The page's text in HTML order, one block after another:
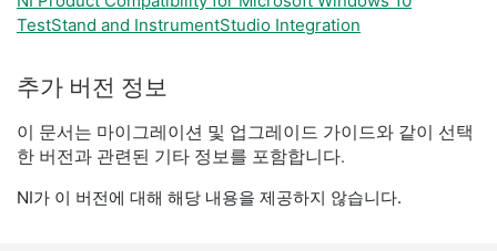
TestStand and InstrumentStudio Integration
추가 버전 정보
이 문서는 마이그레이션 및 업그레이드 가이드와 같이 선택
한 버전과 관련된 기타 정보를 포함합니다.
NI가 이 버전에 대해 해당 내용을 제공하지 않습니다.